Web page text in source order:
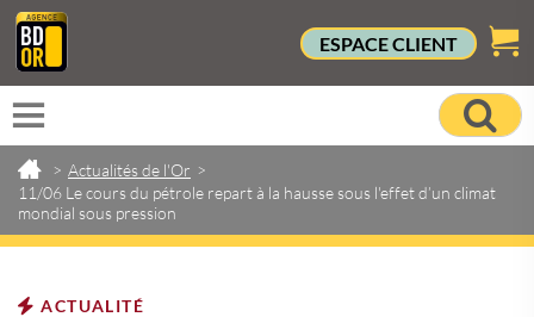
ESPACE CLIENT
> Actualités de l'Or >
11/06 Le cours du pétrole repart à la hausse sous l'effet d’un climat
mondial sous pression
ACTUALITÉ